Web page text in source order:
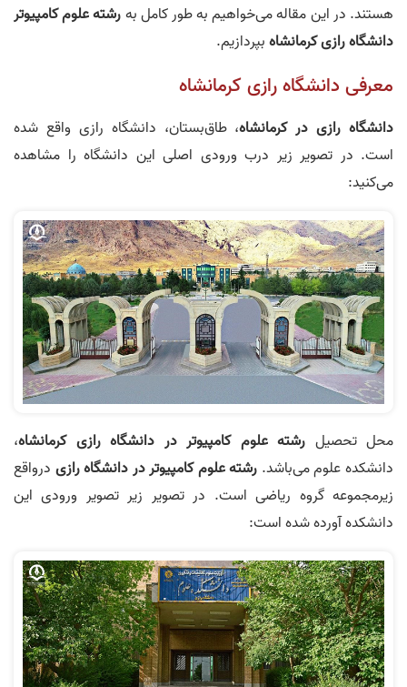
هستند. در این مقاله می‌خواهیم به طور کامل بهرشته علوم کامپیوتر
دانشگاه رازی کرمانشاهبپردازیم.
معرفی دانشگاه رازی کرمانشاه
دانشگاه رازی در کرمانشاه، طاق‌بستان، دانشگاه رازی واقع شده
است. در تصویر زیر درب ورودی اصلی این دانشگاه را مشاهده
می‌کنید:
محل تحصیل رشته علوم کامپیوتر در دانشگاه رازی کرمانشاه،
دانشکده علوم می‌باشد. رشته علوم کامپیوتر در دانشگاه رازی درواقع
زیرمجموعه گروه ریاضی است. در تصویر زیر تصویر ورودی این
دانشکده آورده شده است: